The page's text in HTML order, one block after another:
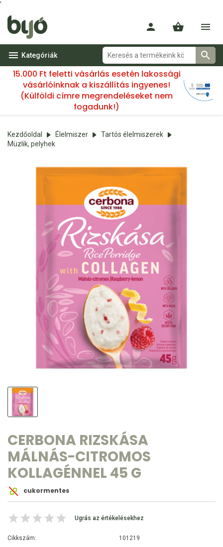
'
Kategóriák
15.000 Ft feletti vásárlás esetén lakossági
vásárlóinknak a kiszállítás ingyenes!
(Külföldi címre megrendeléseket nem
fogadunk!)
Kezdőoldal Élelmiszer
Tartós élelmiszerek
Müzlik, pelyhek
CERBONA RIZSKÁSA
MÁLNÁS-CITROMOS
KOLLAGÉNNEL 45 G
cukormentes
Ugrás az értékelésekhez
Cikkszám:
101219